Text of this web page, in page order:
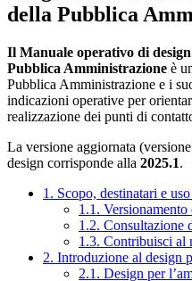
della Pubblica
Il Manuale operativo di
Pubblica Amministrazione è
Pubblica Amministrazione e i
indicazioni operative per
realizzazione dei punti di
La versione aggiornata
design corrisponde alla 2025.1.
1. Scopo, destinatari e
1.1. Versionamento
1.2. Consultazione
1.3. Contribuisci al
2. Introduzione al design
2.1. Design per